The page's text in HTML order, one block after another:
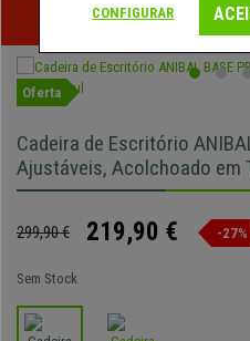
Exclusivos por Tempo
Oferta
Cadeira de Escritório
Ajustáveis, Acolchoado em
299,90 € 219,90 € -27%
Sem Stock
CONFIGURAR